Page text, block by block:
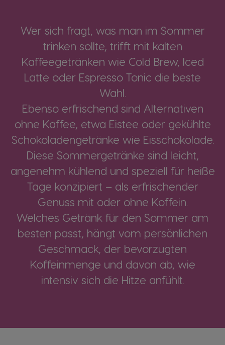
Wer sich fragt, was man im Sommer
trinken sollte, trifft mit kalten
Kaffeegetränken wie Cold Brew, Iced
Latte oder Espresso Tonic die beste
Wahl.
Ebenso erfrischend sind Alternativen
ohne Kaffee, etwa Eistee oder gekühlte
Schokoladengetränke wie Eisschokolade.
Diese Sommergetränke sind leicht,
angenehm kühlend und speziell für heiße
Tage konzipiert – als erfrischender
Genuss mit oder ohne Koffein.
Welches Getränk für den Sommer am
besten passt, hängt vom persönlichen
Geschmack, der bevorzugten
Koffeinmenge und davon ab, wie
intensiv sich die Hitze anfühlt.